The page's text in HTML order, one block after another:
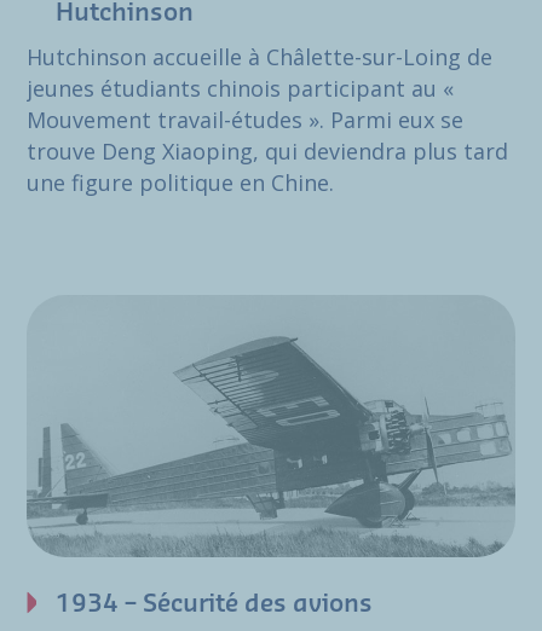
Hutchinson
Hutchinson accueille à Châlette-sur-Loing de
jeunes étudiants chinois participant au «
Mouvement travail-études ». Parmi eux se
trouve Deng Xiaoping, qui deviendra plus tard
une figure politique en Chine.
1934 – Sécurité des avions